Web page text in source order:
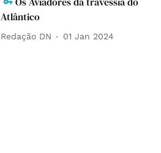
Atlântico
Redação DN 01 Jan 2024